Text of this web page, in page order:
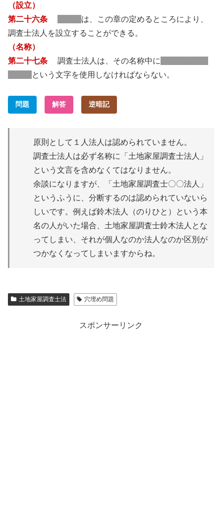
（設立）
第二十六条
は、この章の定めるところにより、
調査士法人を設立することができる。
（名称）
第二十七条 調査士法人は、その名称中に
という文字を使用しなければならない。
問題 解答 逆暗記
原則として１人法人は認められていません。
調査士法人は必ず名称に「土地家屋調査士法人」
という文言を含めなくてはなりません。
余談になりますが、「土地家屋調査士〇〇法人」
というふうに、分断するのは認められていないら
しいです。例えば鈴木法人（のりひと）という本
名の人がいた場合、土地家屋調査士鈴木法人とな
ってしまい、それが個人なのか法人なのか区別が
つかなくなってしまいますからね。
土地家屋調査士法 穴埋め問題
スポンサーリンク